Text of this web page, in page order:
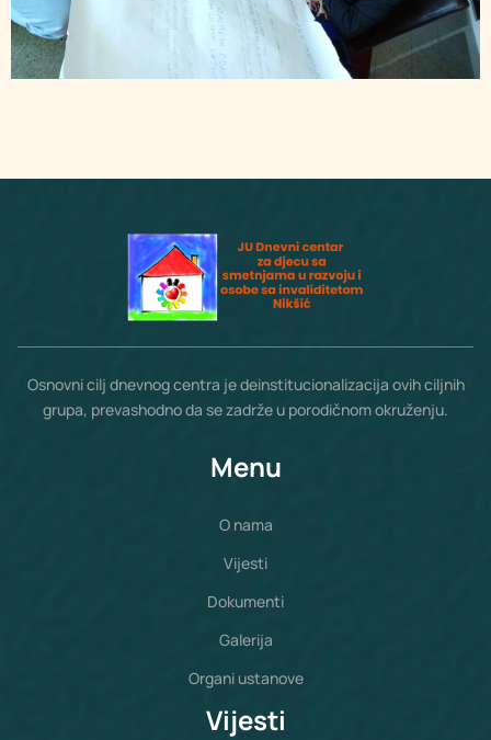
Osnovni cilj dnevnog centra je deinstitucionalizacija ovih ciljnih
grupa, prevashodno da se zadrže u porodičnom okruženju.
Menu
O nama
Vijesti
Dokumenti
Galerija
Organi ustanove
Vijesti